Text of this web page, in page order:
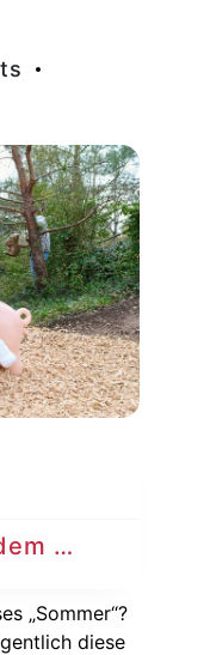
…
„Sommer“?
diese